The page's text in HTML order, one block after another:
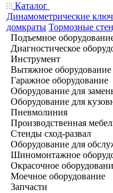
Каталог
Динамометрические
домкраты Тормозные
Подъемное
Диагностическое
Инструмент
Вытяжное оборудование
Гаражное оборудование
Оборудование для
Оборудование для
Пневмолиния
Производственная
Стенды сход-развал
Оборудование для
Шиномонтажное
Окрасочное
Моечное оборудование
Запчасти